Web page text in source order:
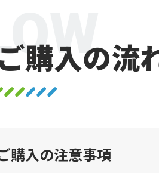
購入の流
購入の注意事項